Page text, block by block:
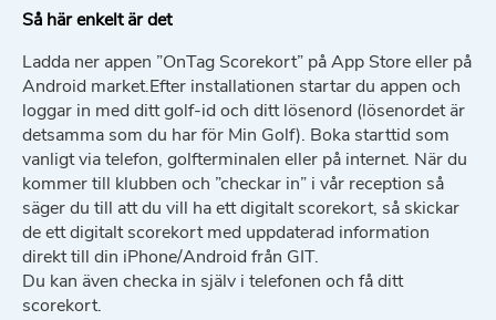
Så här enkelt är det
Ladda ner appen ”OnTag Scorekort” på App Store eller på
Android market.Efter installationen startar du appen och
loggar in med ditt golf-id och ditt lösenord (lösenordet är
detsamma som du har för Min Golf). Boka starttid som
vanligt via telefon, golfterminalen eller på internet. När du
kommer till klubben och ”checkar in” i vår reception så
säger du till att du vill ha ett digitalt scorekort, så skickar
de ett digitalt scorekort med uppdaterad information
direkt till din iPhone/Android från GIT.
Du kan även checka in själv i telefonen och få ditt
scorekort.